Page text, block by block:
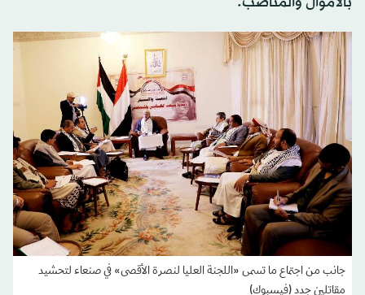
جانب من اجتماع ما تسمى «اللجنة العليا لنصرة الأقصى» في صنعاء لتحشيد
مقاتلين جدد (فيسبوك)